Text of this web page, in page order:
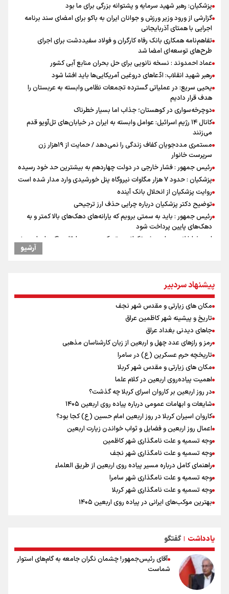
پزشکیان: رهبر شهید سرمایه و پشتوانه بزرگی برای ما بود
گزارشی از ورود وزیر ورزش و جوانان ایران به باکو برای امضای سند برنامه
اجرایی با همتای آذربایجانی
تفاهم‌نامه همکاری بانک رفاه کارگران و فولاد سفیددشت برای اجرای
طرح‌های توسعه‌ای امضا شد
عماد احمدوند : نسخه نانویی برای حل بحران منابع آبی کشور
رهبر شهید انقلاب: ادّعاهای دروغین آمریکایی‌ها باید افشا شود
یحیی سریع: در عملیاتی گسترده تجمعات نظامی وابسته به عربستان را
هدف قرار دادیم
دوچرخه‌سواری در کوهستان؛ جذاب اما بسیار خطرناک
کانال ۱۴ رژیم اسرائیل: عوامل وابسته به ایران در خیابان‌های تل‌آویو قدم
می‌زنند
مستمری مددجویان کفاف زندگی را نمی‌دهد / حمایت از ۱۹هزار زن‌
سرپرست خانوار
رئیس جمهور : فشار خارجی در دولت چهاردهم به بیشترین حد خود رسیده
پزشکیان : حدود ۷ هزار مگاوات نیروگاه پنل خورشیدی وارد مدار شده است
روایت پزشکیان از انحلال بانک آینده
توضیح دکتر پزشکیان درباره چرایی حذف ارز ترجیحی
رئیس جمهور : باید به سمتی برویم که یارانه‌های دهک‌های بالا کمتر و به
دهک‌های پایین پرداخت شود
امیررضا غلامی، ملی پوش تکواندو : تمرکزم روی مسابقات پاکستان است نه
ونس: ایرانی‌ها مذاکره‌کنندگان سرسختی هستند
جابجایی مرکز ثقل اقتصاد جهان انجام شد/ فرصت طلایی برای اقتصاد
ایران +نمودار
پزشکیان : قطار چابهار - زاهدان در هفته دولت به بهره‌برداری می‌رسد
رئیس جمهور : اتصال شهرهای اطراف تهران به مترو در دستور کار است
رئیس جمهور : در کنار گسترش فضاهای آموزشی، باید کیفیت آموزش را هم
بالا ببریم
شنیده شدن صدای ۲ انفجار در یک نفتکش در حال عبور از تنگه هرمز
اردوی تیم ملی تکواندو
آرشیو
پیشنهاد سردبیر
مکان های زیارتی و مقدس شهر نجف
تاریخ و پیشینه شهر کاظمین عراق
جاهای دیدنی بغداد عراق
رمز و رازهای عدد چهل و اربعین از زبان کارشناسان مذهبی
تاریخچه حرم عسکرین (ع) در سامرا
مکان های زیارتی و مقدس شهر کربلا
اهمیت پیاده‌روی اربعین در کلام علما
در روز اربعین بر کاروان اسرای کربلا چه گذشت؟
شایعات و ابهامات عمومی درباره پیاده روی اربعین ۱۴۰۵
کاروان اسیران کربلا در روز اربعین امام حسین (ع) کجا بود؟
اعمال روز اربعین و فضایل و ثواب خواندن زیارت اربعین
وجه تسمیه و علت نامگذاری شهر کاظمین
وجه تسمیه و علت نامگذاری شهر نجف
راهنمای کامل درباره مسیر پیاده روی اربعین از طریق العلماء
وجه تسمیه و علت نامگذاری شهر سامرا
وجه تسمیه و علت نامگذاری شهر کربلا
بهترین موکب‌های ایرانی در پیاده روی اربعین ۱۴۰۵
۲۰ نکته دوستانه درباره پیاده روی اربعین و عراقی ها
یادداشت | گفتگو
آقای رئیس‌جمهور! چشمان نگران جامعه به گام‌های استوار
شماست